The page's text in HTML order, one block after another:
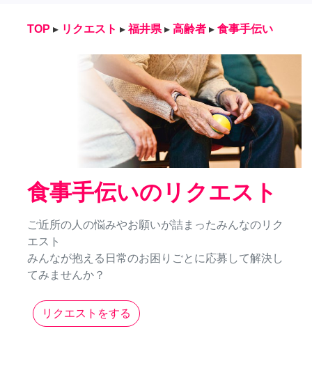
TOP ▸ リクエスト ▸ 福井県 ▸ 高齢者 ▸ 食事手伝い
食事手伝いのリクエスト
ご近所の人の悩みやお願いが詰まったみんなのリク
エスト
みんなが抱える日常のお困りごとに応募して解決し
てみませんか？
リクエストをする